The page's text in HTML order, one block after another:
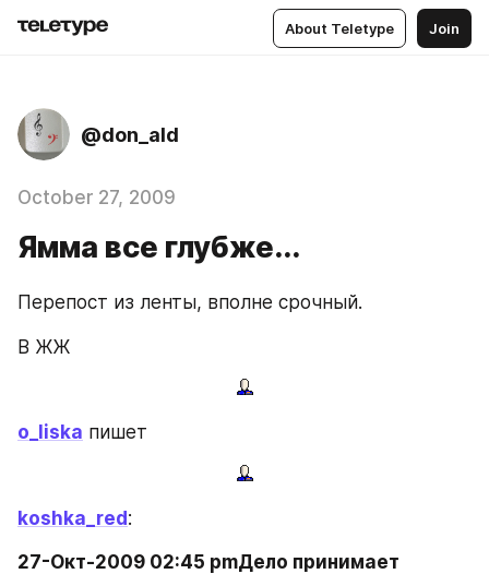
About Teletype Join
@don_ald
October 27, 2009
Ямма все глубже...
Перепост из ленты, вполне срочный.
В ЖЖ
o_liska пишет
koshka_red:
27-Окт-2009 02:45 pmДело принимает